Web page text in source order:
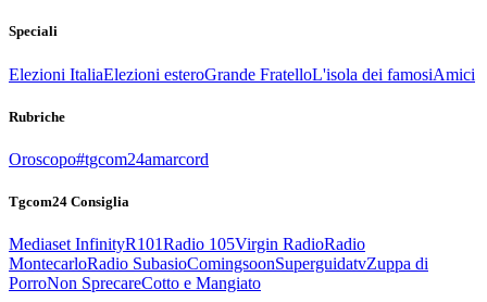
Speciali
Elezioni ItaliaElezioni esteroGrande FratelloL'isola dei famosiAmici
Rubriche
Oroscopo#tgcom24amarcord
Tgcom24 Consiglia
Mediaset InfinityR101Radio 105Virgin RadioRadio
MontecarloRadio SubasioComingsoonSuperguidatvZuppa di
PorroNon SprecareCotto e Mangiato